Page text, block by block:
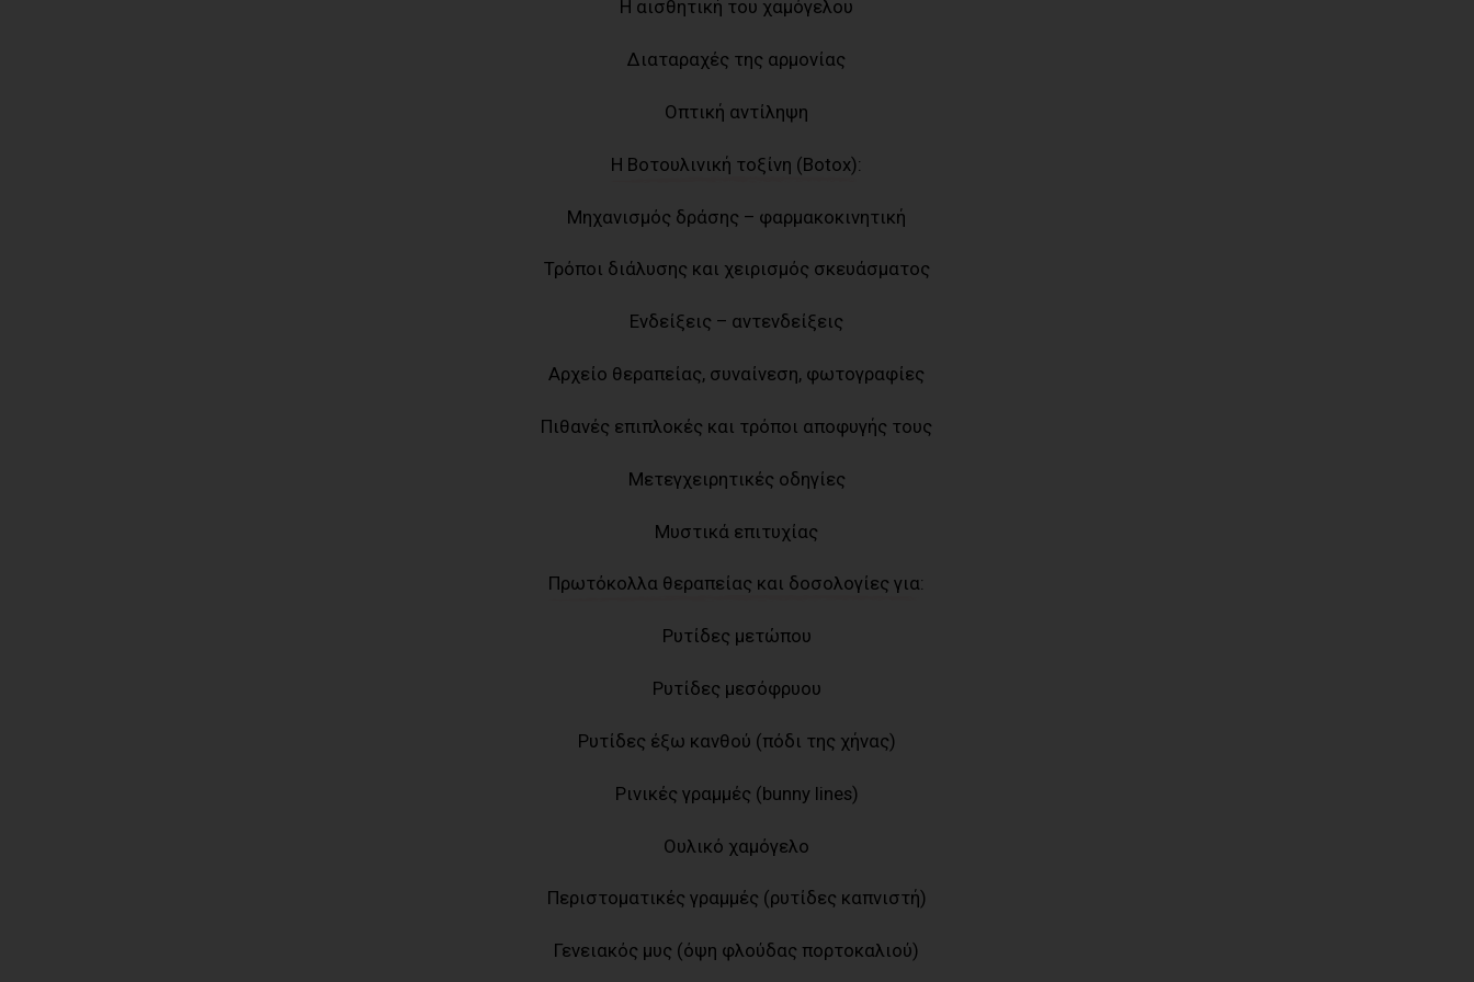
Η αισθητική του χαμόγελου
Διαταραχές της αρμονίας
Οπτική αντίληψη
Η Βοτουλινική τοξίνη (Botox):
Μηχανισμός δράσης – φαρμακοκινητική
Τρόποι διάλυσης και χειρισμός σκευάσματος
Ενδείξεις – αντενδείξεις
Αρχείο θεραπείας, συναίνεση, φωτογραφίες
Πιθανές επιπλοκές και τρόποι αποφυγής τους
Μετεγχειρητικές οδηγίες
Μυστικά επιτυχίας
Πρωτόκολλα θεραπείας και δοσολογίες για:
Ρυτίδες μετώπου
Ρυτίδες μεσόφρυου
Ρυτίδες έξω κανθού (πόδι της χήνας)
Ρινικές γραμμές (bunny lines)
Ουλικό χαμόγελο
Περιστοματικές γραμμές (ρυτίδες καπνιστή)
Γενειακός μυς (όψη φλούδας πορτοκαλιού)